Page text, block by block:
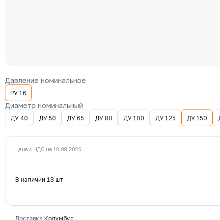
Давление номинальное
РУ 16
Диаметр номинальный
ДУ 40 ДУ 50 ДУ 65 ДУ 80 ДУ 100 ДУ 125 ДУ 150
Цена с НДС на 10.08.2026
В наличии 13 шт
Доставка Колумбус